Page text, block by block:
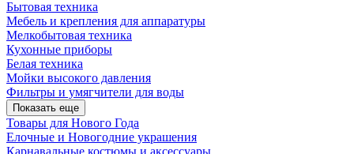
Бытовая техника
Мебель и крепления для аппаратуры
Мелкобытовая техника
Кухонные приборы
Белая техника
Мойки высокого давления
Фильтры и умягчители для воды
Показать еще
Товары для Нового Года
Елочные и Новогодние украшения
Карнавальные костюмы и аксессуары